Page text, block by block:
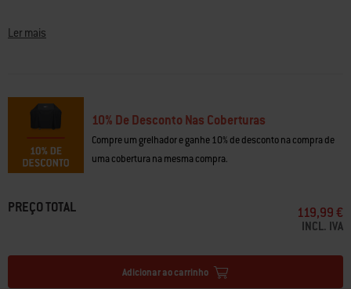
a
mesma
- Grelhadores a gás Spirit/Spirit II de 3 queimadores fabricados entre
Ler mais
10% De Desconto Nas Coberturas
Compre um grelhador e ganhe 10% de desconto na compra de
uma cobertura na mesma compra.
PREÇO TOTAL 119,99 €
INCL. IVA
Adicionar ao carrinho